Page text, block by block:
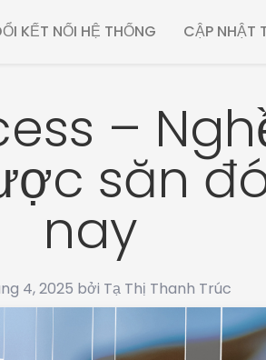
KẾT NỐI HỆ THỐNG CẬP NHẬT
–
săn
nay
4, 2025 bởi Tạ Thị Thanh Trúc